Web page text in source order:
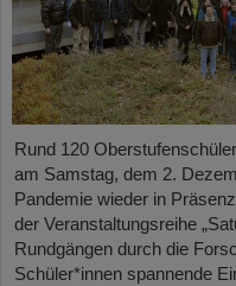
Rund 120
am Samstag, dem 2.
Pandemie wieder in
der Veranstaltungsreihe
Rundgängen durch die
Schüler*innen spannende